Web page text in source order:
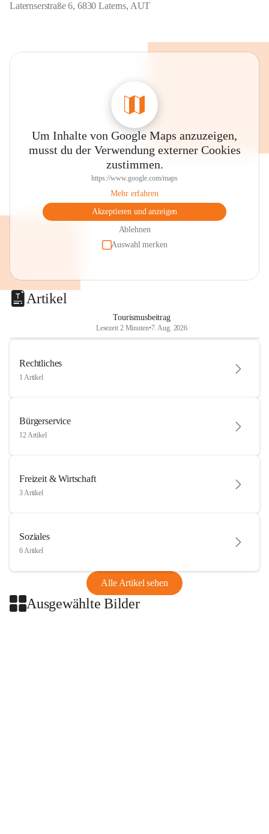
Laternserstraße 6, 6830 Laterns, AUT
Um Inhalte von Google Maps anzuzeigen,
musst du der Verwendung externer Cookies
zustimmen.
https://www.google.com/maps
Mehr erfahren
Akzeptieren und anzeigen
Ablehnen
Auswahl merken
Artikel
Tourismusbeitrag
Lesezeit 2 Minuten•7. Aug. 2026
Rechtliches
1 Artikel
Bürgerservice
12 Artikel
Freizeit & Wirtschaft
3 Artikel
Soziales
6 Artikel
Alle Artikel sehen
Ausgewählte Bilder